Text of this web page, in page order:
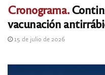
Cronograma.
vacunación
15 de julio de 2026